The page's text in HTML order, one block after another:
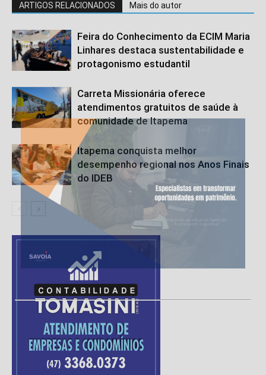
ARTIGOS RELACIONADOS Mais do autor
Feira do Conhecimento da ECIM Maria
Linhares destaca sustentabilidade e
protagonismo estudantil
Carreta Missionária oferece
atendimentos gratuitos de saúde à
comunidade de Itapema
Itapema conquista melhor
desempenho regional nos Anos Finais
do IDEB